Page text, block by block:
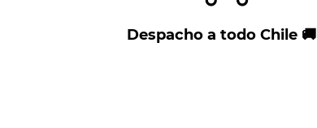
Despacho a todo Chile 🚚